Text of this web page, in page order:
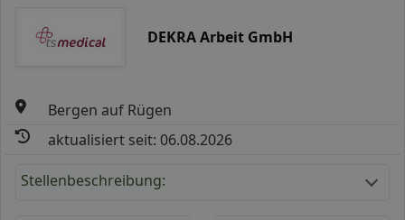
DEKRA Arbeit GmbH
Bergen auf Rügen
aktualisiert seit: 06.08.2026
Stellenbeschreibung: